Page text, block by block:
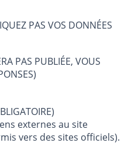
PAS VOS DONNÉES
PAS PUBLIÉE, VOUS
VOTRE MESSAGE (OBLIGATOIRE)
externes au site
vers des sites officiels).